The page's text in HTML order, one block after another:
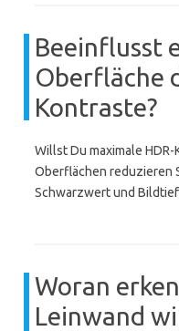
Beeinflusst
Oberfläche
Kontraste?
Willst Du maximale HDR-
Oberflächen reduzieren
Schwarzwert und
Woran
Leinwand